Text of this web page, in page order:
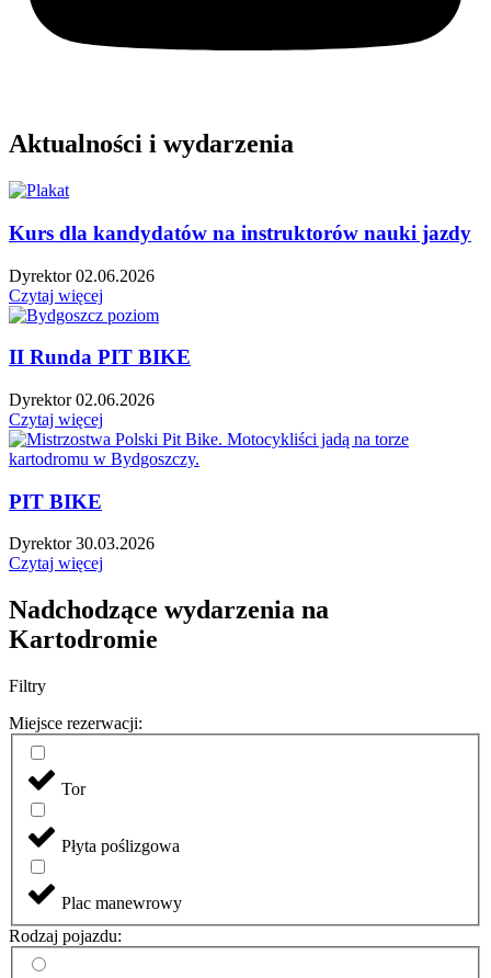
Aktualności i wydarzenia
Kurs dla kandydatów na instruktorów nauki jazdy
Dyrektor02.06.2026
Czytaj więcej
II Runda PIT BIKE
Dyrektor02.06.2026
Czytaj więcej
PIT BIKE
Dyrektor30.03.2026
Czytaj więcej
Nadchodzące wydarzenia na
Kartodromie
Filtry
Miejsce rezerwacji:
Tor
Płyta poślizgowa
Plac manewrowy
Rodzaj pojazdu: